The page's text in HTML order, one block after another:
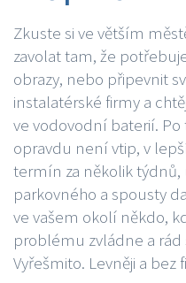
Zkuste si ve větším
zavolat tam, že
obrazy, nebo připevnit
instalatérské firmy a
ve vodovodní baterií.
opravdu není vtip, v
termín za několik týdnů,
parkovného a spousty
ve vašem okolí někdo,
problému zvládne a rád
Vyřešmito. Levněji a bez